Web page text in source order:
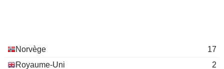
Norvège
17
Royaume-Uni
2